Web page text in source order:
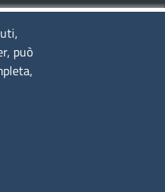
può